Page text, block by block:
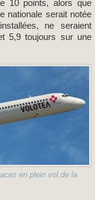
10 points, alors que
nationale serait notée
ne seraient
5,9 toujours sur une
en plein vol,de la